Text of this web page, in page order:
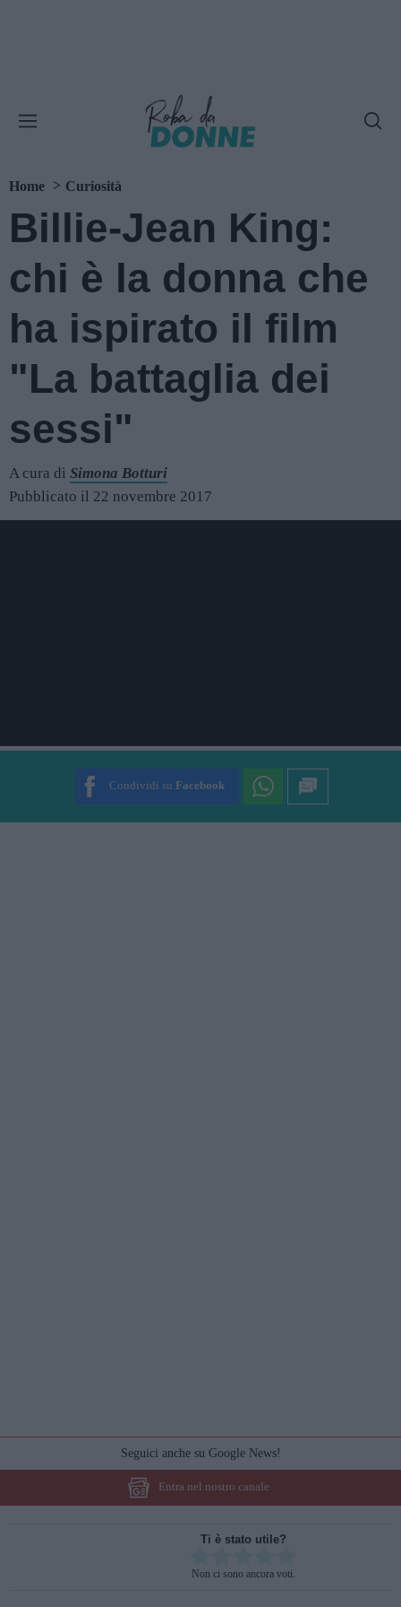
Home Curiosità
Billie-Jean King:
chi è la donna che
ha ispirato il film
"La battaglia dei
sessi"
A cura di Simona Botturi
Pubblicato il 22 novembre 2017
Condividi su Facebook
Seguici anche su Google News!
Entra nel nostro canale
Ti è stato utile?
Non ci sono ancora voti.